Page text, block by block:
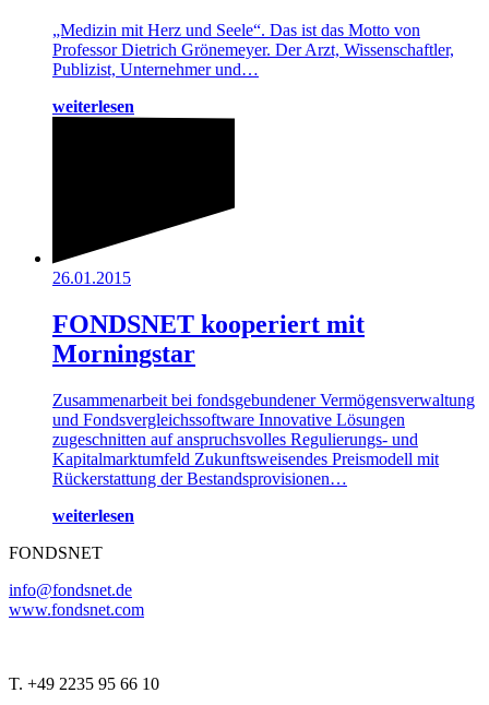
„Medizin mit Herz und Seele“. Das ist das Motto von
Professor Dietrich Grönemeyer. Der Arzt, Wissenschaftler,
Publizist, Unternehmer und…
weiterlesen
26.01.2015
FONDSNET kooperiert mit
Morningstar
Zusammenarbeit bei fondsgebundener Vermögensverwaltung
und Fondsvergleichssoftware Innovative Lösungen
zugeschnitten auf anspruchsvolles Regulierungs- und
Kapitalmarktumfeld Zukunftsweisendes Preismodell mit
Rückerstattung der Bestandsprovisionen…
weiterlesen
FONDSNET
info@fondsnet.de
www.fondsnet.com
T. +49 2235 95 66 10